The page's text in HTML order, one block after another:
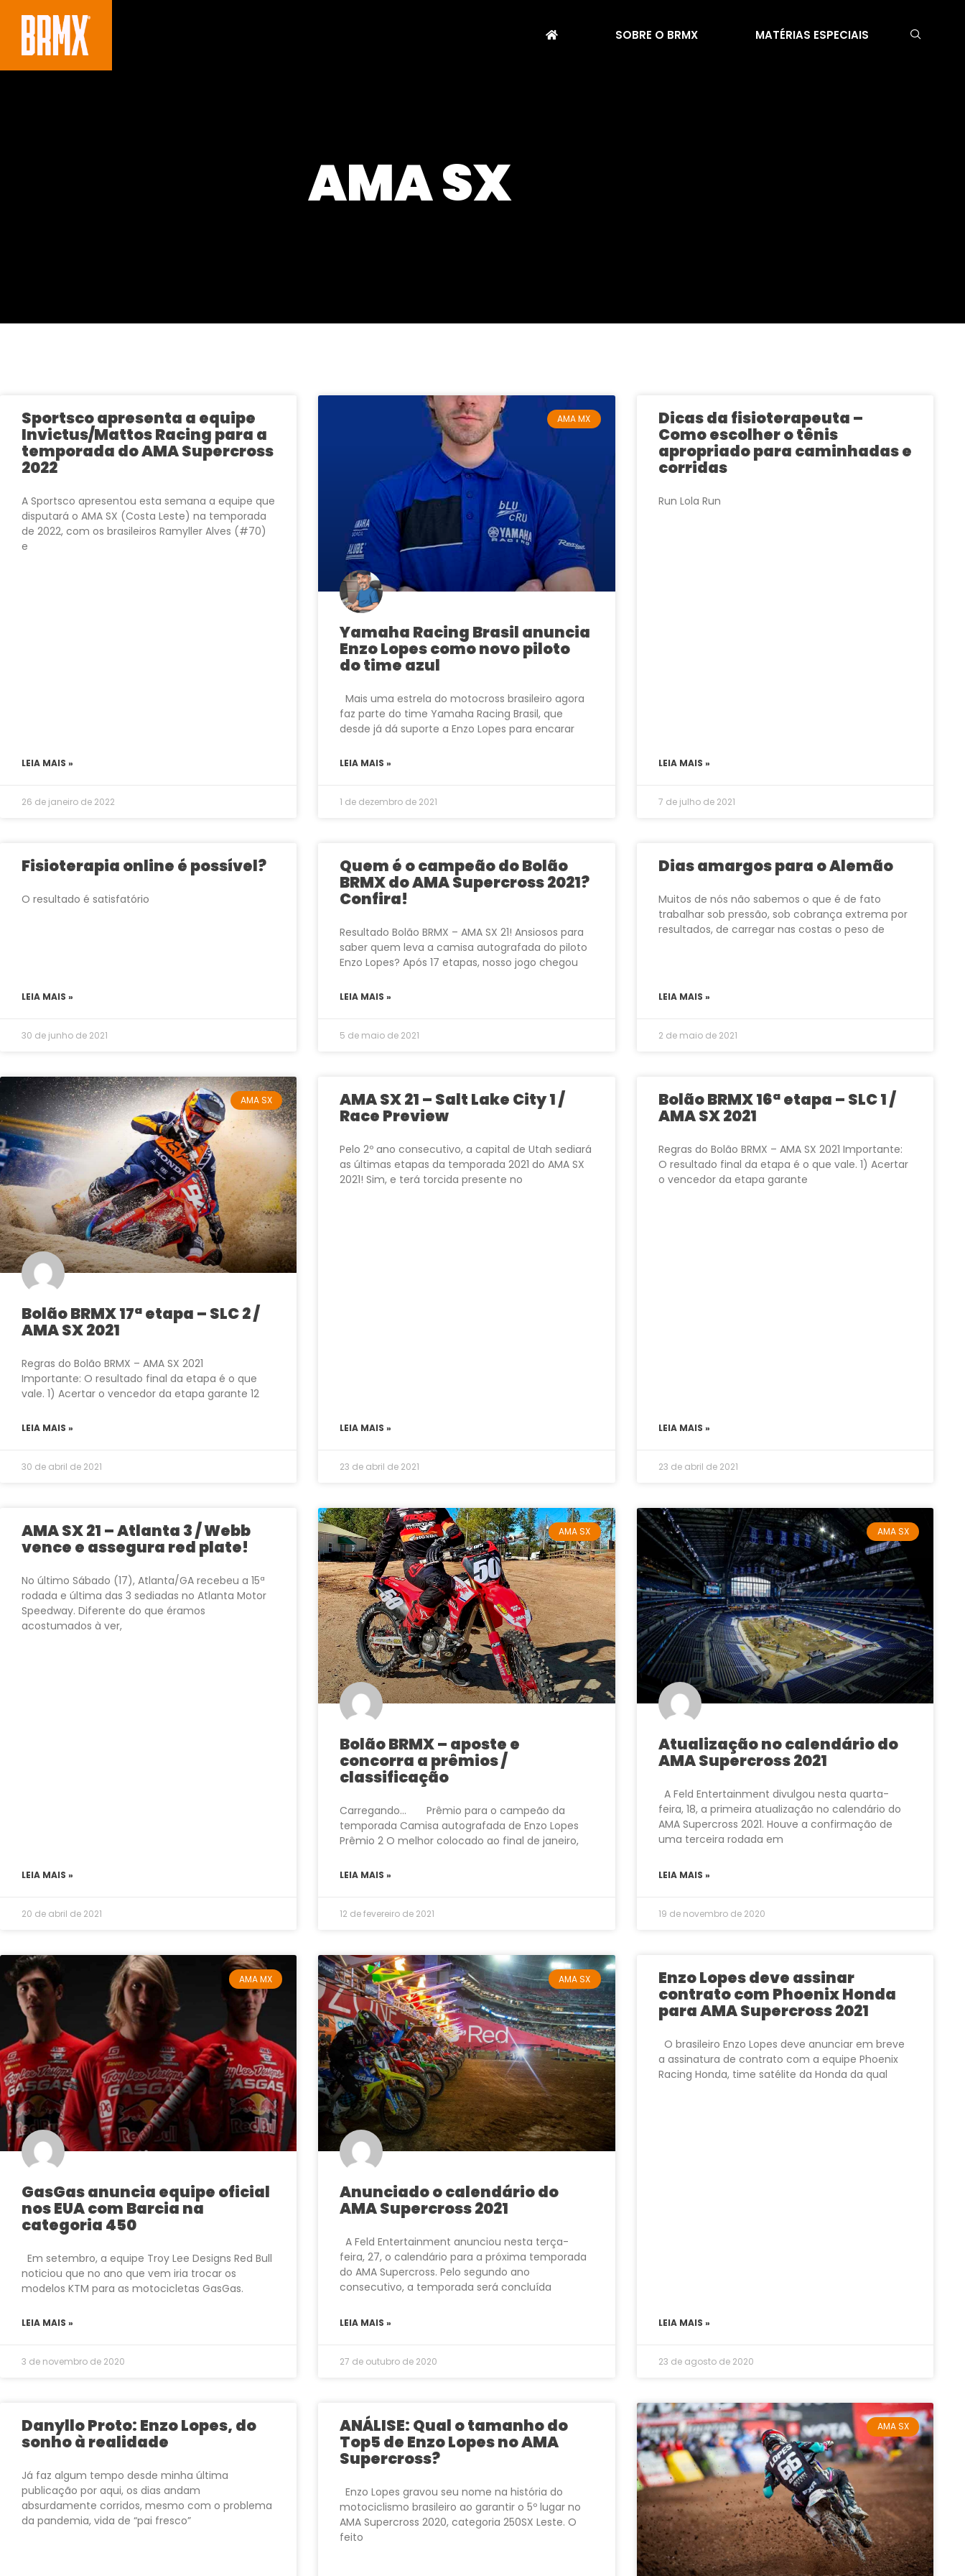
SOBRE O BRMX MATÉRIAS ESPECIAIS
AMA SX
Sportsco apresenta a equipe
Invictus/Mattos Racing para a
temporada do AMA Supercross
2022
A Sportsco apresentou esta semana a equipe que
disputará o AMA SX (Costa Leste) na temporada
de 2022, com os brasileiros Ramyller Alves (#70)
e
LEIA MAIS »
26 de janeiro de 2022
AMA MX
Yamaha Racing Brasil anuncia
Enzo Lopes como novo piloto
do time azul
Mais uma estrela do motocross brasileiro agora
faz parte do time Yamaha Racing Brasil, que
desde já dá suporte a Enzo Lopes para encarar
LEIA MAIS »
1 de dezembro de 2021
Dicas da fisioterapeuta –
Como escolher o tênis
apropriado para caminhadas e
corridas
Run Lola Run
LEIA MAIS »
7 de julho de 2021
Fisioterapia online é possível?
O resultado é satisfatório
LEIA MAIS »
30 de junho de 2021
Quem é o campeão do Bolão
BRMX do AMA Supercross 2021?
Confira!
Resultado Bolão BRMX – AMA SX 21! Ansiosos para
saber quem leva a camisa autografada do piloto
Enzo Lopes? Após 17 etapas, nosso jogo chegou
LEIA MAIS »
5 de maio de 2021
Dias amargos para o Alemão
Muitos de nós não sabemos o que é de fato
trabalhar sob pressão, sob cobrança extrema por
resultados, de carregar nas costas o peso de
LEIA MAIS »
2 de maio de 2021
AMA SX
Bolão BRMX 17ª etapa – SLC 2 /
AMA SX 2021
Regras do Bolão BRMX – AMA SX 2021
Importante: O resultado final da etapa é o que
vale. 1) Acertar o vencedor da etapa garante 12
LEIA MAIS »
30 de abril de 2021
AMA SX 21 – Salt Lake City 1 /
Race Preview
Pelo 2º ano consecutivo, a capital de Utah sediará
as últimas etapas da temporada 2021 do AMA SX
2021! Sim, e terá torcida presente no
LEIA MAIS »
23 de abril de 2021
Bolão BRMX 16ª etapa – SLC 1 /
AMA SX 2021
Regras do Bolão BRMX – AMA SX 2021 Importante:
O resultado final da etapa é o que vale. 1) Acertar
o vencedor da etapa garante
LEIA MAIS »
23 de abril de 2021
AMA SX 21 – Atlanta 3 / Webb
vence e assegura red plate!
No último Sábado (17), Atlanta/GA recebeu a 15ª
rodada e última das 3 sediadas no Atlanta Motor
Speedway. Diferente do que éramos
acostumados à ver,
LEIA MAIS »
20 de abril de 2021
AMA SX
Bolão BRMX – aposte e
concorra a prêmios /
classificação
Carregando… Prêmio para o campeão da
temporada Camisa autografada de Enzo Lopes
Prêmio 2 O melhor colocado ao final de janeiro,
LEIA MAIS »
12 de fevereiro de 2021
AMA SX
Atualização no calendário do
AMA Supercross 2021
A Feld Entertainment divulgou nesta quarta-
feira, 18, a primeira atualização no calendário do
AMA Supercross 2021. Houve a confirmação de
uma terceira rodada em
LEIA MAIS »
19 de novembro de 2020
AMA MX
GasGas anuncia equipe oficial
nos EUA com Barcia na
categoria 450
Em setembro, a equipe Troy Lee Designs Red Bull
noticiou que no ano que vem iria trocar os
modelos KTM para as motocicletas GasGas.
LEIA MAIS »
3 de novembro de 2020
AMA SX
Anunciado o calendário do
AMA Supercross 2021
A Feld Entertainment anunciou nesta terça-
feira, 27, o calendário para a próxima temporada
do AMA Supercross. Pelo segundo ano
consecutivo, a temporada será concluída
LEIA MAIS »
27 de outubro de 2020
Enzo Lopes deve assinar
contrato com Phoenix Honda
para AMA Supercross 2021
O brasileiro Enzo Lopes deve anunciar em breve
a assinatura de contrato com a equipe Phoenix
Racing Honda, time satélite da Honda da qual
LEIA MAIS »
23 de agosto de 2020
Danyllo Proto: Enzo Lopes, do
sonho à realidade
Já faz algum tempo desde minha última
publicação por aqui, os dias andam
absurdamente corridos, mesmo com o problema
da pandemia, vida de “pai fresco”
ANÁLISE: Qual o tamanho do
Top5 de Enzo Lopes no AMA
Supercross?
Enzo Lopes gravou seu nome na história do
motociclismo brasileiro ao garantir o 5º lugar no
AMA Supercross 2020, categoria 250SX Leste. O
feito
AMA SX